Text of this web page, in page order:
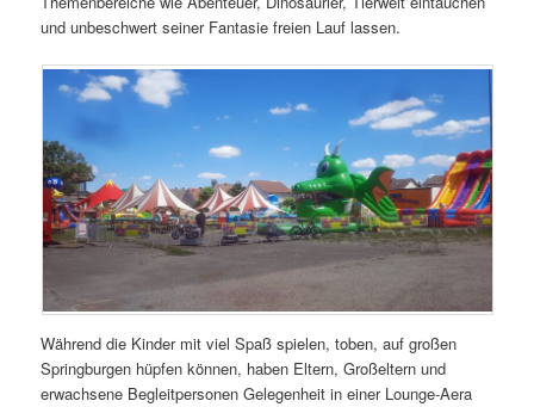
und unbeschwert seiner Fantasie freien Lauf lassen.
Während die Kinder mit viel Spaß spielen, toben, auf großen
Springburgen hüpfen können, haben Eltern, Großeltern und
erwachsene Begleitpersonen Gelegenheit in einer Lounge-Aera